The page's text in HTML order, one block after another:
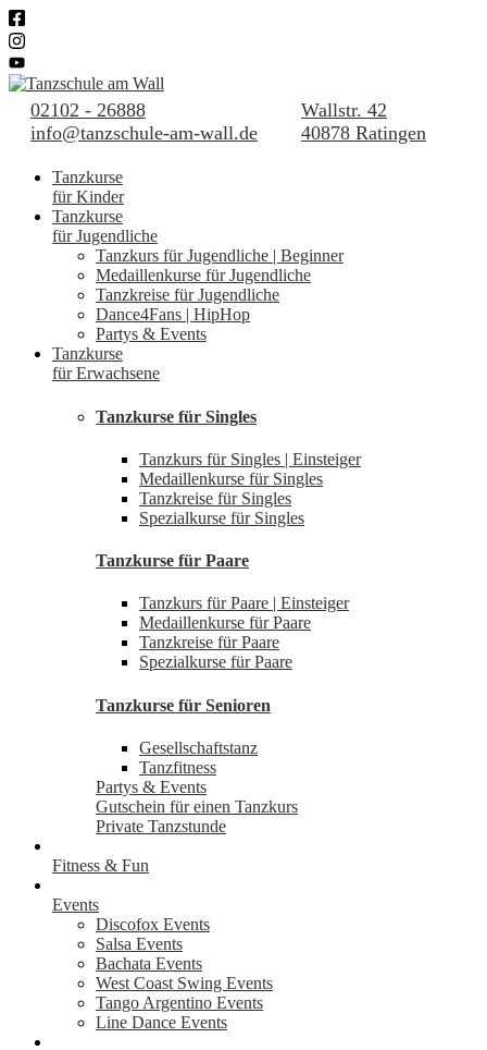
02102 - 26888
info@tanzschule-am-wall.de
Wallstr. 42
40878 Ratingen
Tanzkurse
für Kinder
Tanzkurse
für Jugendliche
Tanzkurs für Jugendliche | Beginner
Medaillenkurse für Jugendliche
Tanzkreise für Jugendliche
Dance4Fans | HipHop
Partys & Events
Tanzkurse
für Erwachsene
Tanzkurse für Singles
Tanzkurs für Singles | Einsteiger
Medaillenkurse für Singles
Tanzkreise für Singles
Spezialkurse für Singles
Tanzkurse für Paare
Tanzkurs für Paare | Einsteiger
Medaillenkurse für Paare
Tanzkreise für Paare
Spezialkurse für Paare
Tanzkurse für Senioren
Gesellschaftstanz
Tanzfitness
Partys & Events
Gutschein für einen Tanzkurs
Private Tanzstunde
Fitness & Fun
Events
Discofox Events
Salsa Events
Bachata Events
West Coast Swing Events
Tango Argentino Events
Line Dance Events